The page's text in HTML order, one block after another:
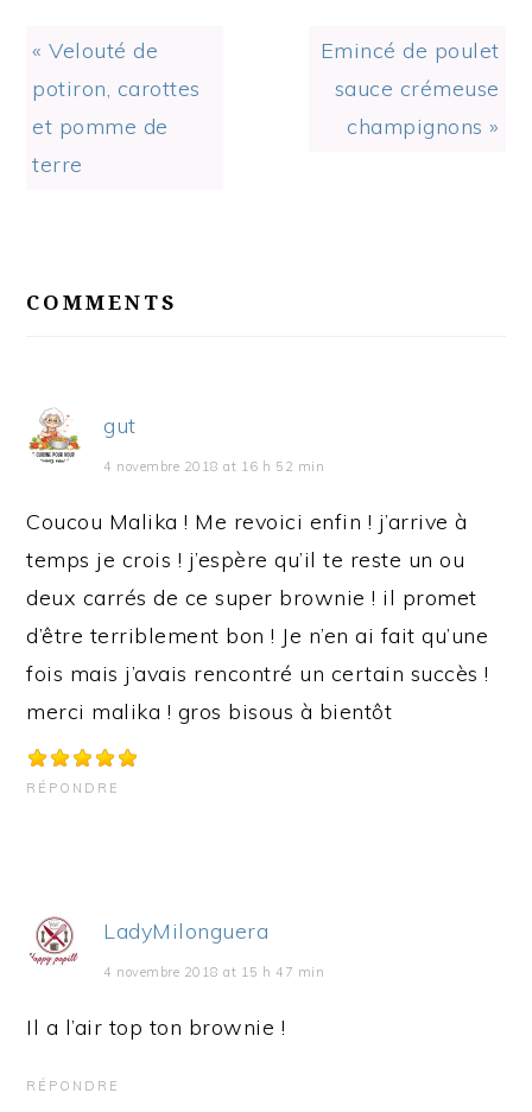
Previous
Post:
« Velouté de
potiron, carottes
et pomme de
terre
Next
Post:
Emincé de poulet
sauce crémeuse
champignons »
INTERACTIONS
COMMENTS
gut
4 novembre 2018 at 16 h 52 min
Coucou Malika ! Me revoici enfin ! j’arrive à
temps je crois ! j’espère qu’il te reste un ou
deux carrés de ce super brownie ! il promet
d’être terriblement bon ! Je n’en ai fait qu’une
fois mais j’avais rencontré un certain succès !
merci malika ! gros bisous à bientôt
RÉPONDRE
LadyMilonguera
4 novembre 2018 at 15 h 47 min
Il a l’air top ton brownie !
RÉPONDRE